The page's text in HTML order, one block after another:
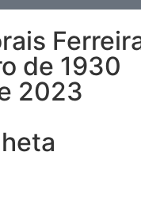
de 1930
2023